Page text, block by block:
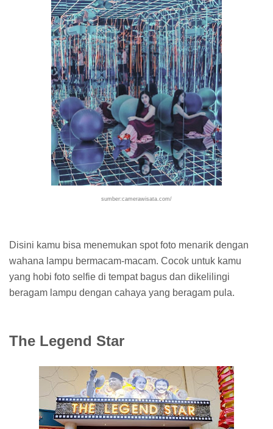
sumber:camerawisata.com/
Disini kamu bisa menemukan spot foto menarik dengan
wahana lampu bermacam-macam. Cocok untuk kamu
yang hobi foto selfie di tempat bagus dan dikelilingi
beragam lampu dengan cahaya yang beragam pula.
The Legend Star